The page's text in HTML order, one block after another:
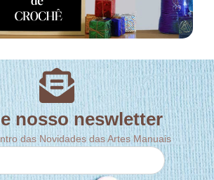
nosso neswletter
das Novidades das Artes Manuais